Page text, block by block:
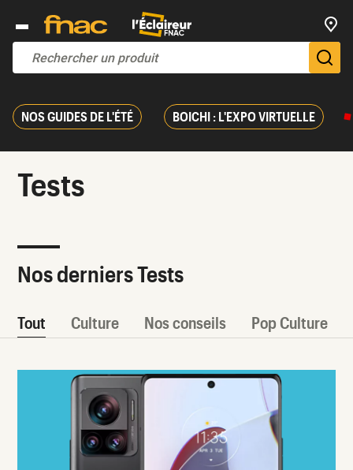
NOS GUIDES DE L'ÉTÉ BOICHI : L'EXPO VIRTUELLE
Tests
Nos derniers Tests
Tout Culture Nos conseils Pop Culture